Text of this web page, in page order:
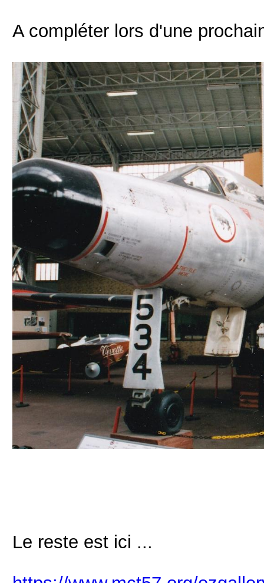
A compléter lors d'une
Le reste est ici ...